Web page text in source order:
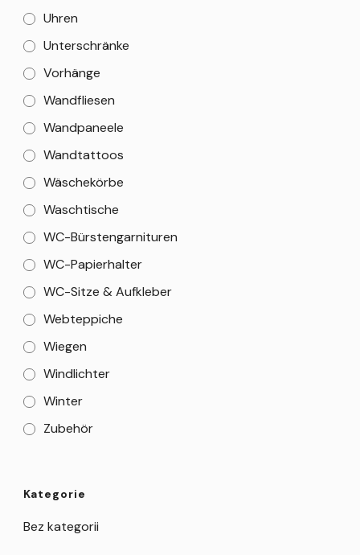
Uhren
Unterschränke
Vorhänge
Wandfliesen
Wandpaneele
Wandtattoos
Wäschekörbe
Waschtische
WC-Bürstengarnituren
WC-Papierhalter
WC-Sitze & Aufkleber
Webteppiche
Wiegen
Windlichter
Winter
Zubehör
Kategorie
Bez kategorii